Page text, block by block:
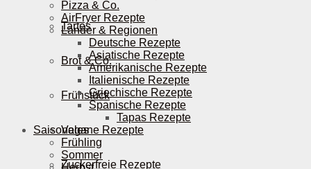
Tartes
Brot & Co.
Frühstück
Vegane Rezepte
Zuckerfreie Rezepte
Pizza & Co.
AirFryer Rezepte
Länder & Regionen
Deutsche Rezepte
Asiatische Rezepte
Amerikanische Rezepte
Italienische Rezepte
Griechische Rezepte
Spanische Rezepte
Tapas Rezepte
Saisonales
Frühling
Sommer